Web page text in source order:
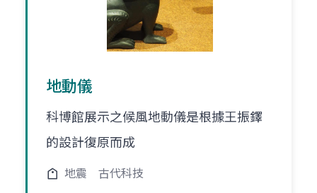
地動儀
科博館展示之候風地動儀是根據王振鐸
的設計復原而成
地震 古代科技